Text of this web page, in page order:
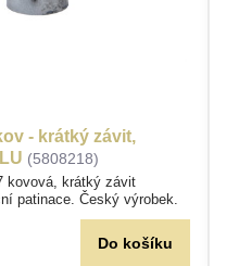
- krátký závit,
(5808218)
kovová, krátký závit
patinace. Český výrobek.
Do košíku